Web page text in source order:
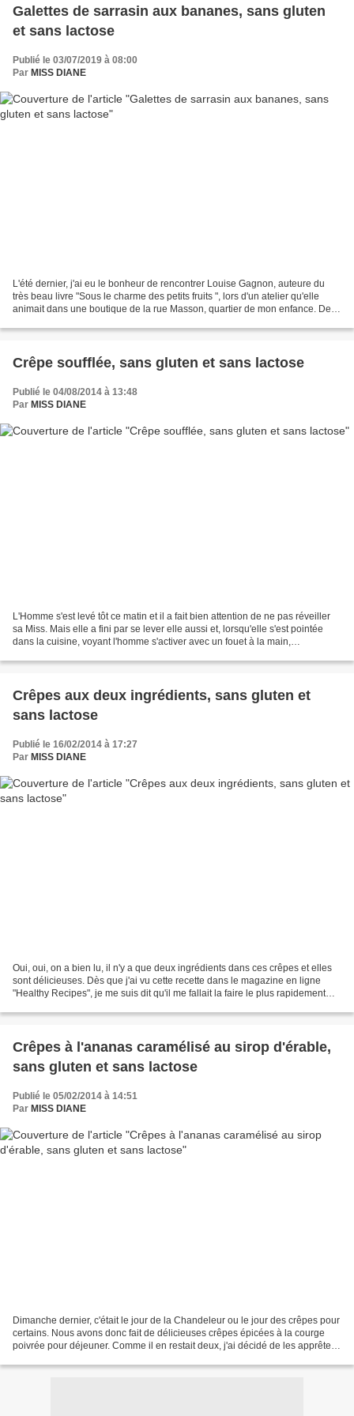
Galettes de sarrasin aux bananes, sans gluten
et sans lactose
Publié le 03/07/2019 à 08:00
Par MISS DIANE
L'été dernier, j'ai eu le bonheur de rencontrer Louise Gagnon, auteure du
très beau livre "Sous le charme des petits fruits ", lors d'un atelier qu'elle
animait dans une boutique de la rue Masson, quartier de mon enfance. De
Crêpe soufflée, sans gluten et sans lactose
Publié le 04/08/2014 à 13:48
Par MISS DIANE
L'Homme s'est levé tôt ce matin et il a fait bien attention de ne pas réveiller
sa Miss. Mais elle a fini par se lever elle aussi et, lorsqu'elle s'est pointée
dans la cuisine, voyant l'homme s'activer avec un fouet à la main,
Crêpes aux deux ingrédients, sans gluten et
sans lactose
Publié le 16/02/2014 à 17:27
Par MISS DIANE
Oui, oui, on a bien lu, il n'y a que deux ingrédients dans ces crêpes et elles
sont délicieuses. Dès que j'ai vu cette recette dans le magazine en ligne
"Healthy Recipes", je me suis dit qu'il me fallait la faire le plus rapidement
Crêpes à l'ananas caramélisé au sirop d'érable,
sans gluten et sans lactose
Publié le 05/02/2014 à 14:51
Par MISS DIANE
Dimanche dernier, c'était le jour de la Chandeleur ou le jour des crêpes pour
certains. Nous avons donc fait de délicieuses crêpes épicées à la courge
poivrée pour déjeuner. Comme il en restait deux, j'ai décidé de les apprêter